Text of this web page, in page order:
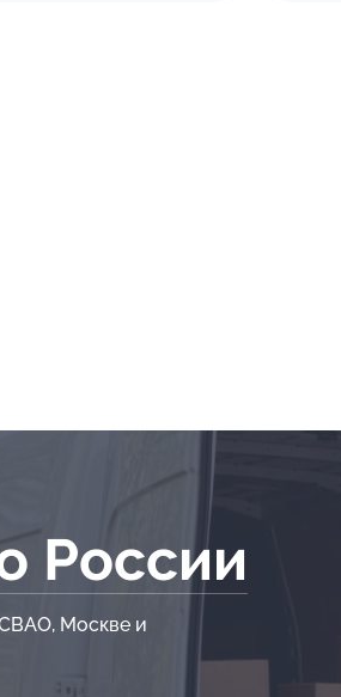
России
СВАО, Москве и